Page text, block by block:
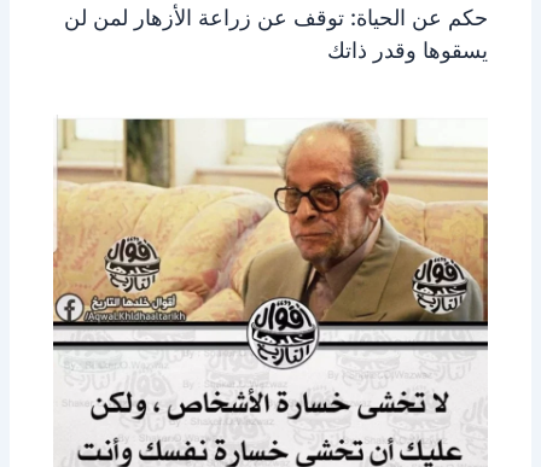
حكم عن الحياة: توقف عن زراعة الأزهار لمن لن
يسقوها وقدر ذاتك